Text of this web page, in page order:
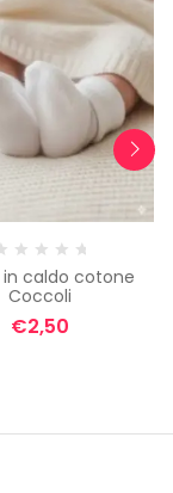
in caldo cotone
Coccoli
€2,50